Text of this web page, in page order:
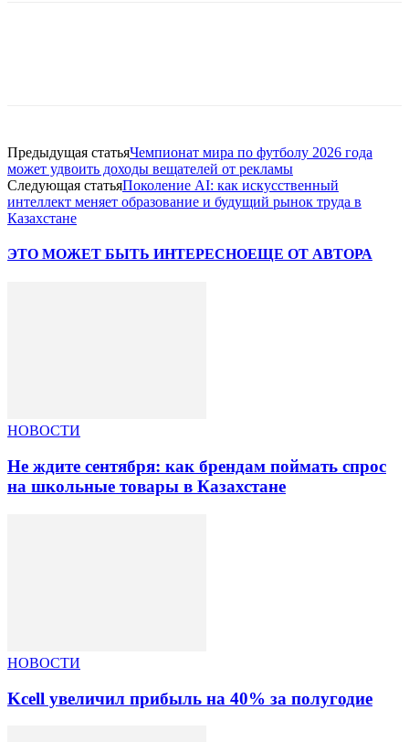
Предыдущая статьяЧемпионат мира по футболу 2026 года
может удвоить доходы вещателей от рекламы
Следующая статьяПоколение AI: как искусственный
интеллект меняет образование и будущий рынок труда в
Казахстане
ЭТО МОЖЕТ БЫТЬ ИНТЕРЕСНОЕЩЕ ОТ АВТОРА
НОВОСТИ
Не ждите сентября: как брендам поймать спрос
на школьные товары в Казахстане
НОВОСТИ
Kcell увеличил прибыль на 40% за полугодие